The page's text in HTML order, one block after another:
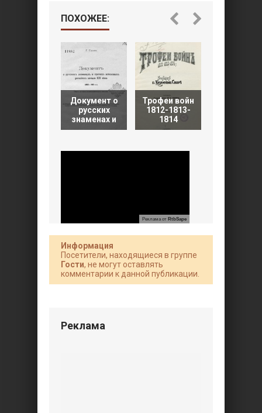
ПОХОЖЕЕ:
Документ о
русских
знаменах и
Трофеи войн
1812-1813-
1814
Реклама от RtbSape
Информация
Посетители, находящиеся в группе
Гости, не могут оставлять
комментарии к данной публикации.
Реклама